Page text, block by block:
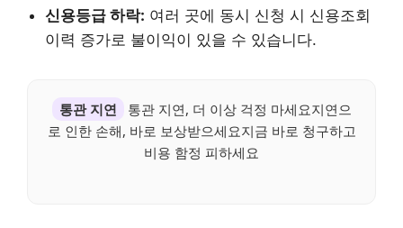
신용등급 하락: 여러 곳에 동시 신청 시 신용조회
이력 증가로 불이익이 있을 수 있습니다.
통관 지연
통관 지연, 더 이상 걱정 마세요지연으
로 인한 손해, 바로 보상받으세요지금 바로 청구하고
비용 함정 피하세요